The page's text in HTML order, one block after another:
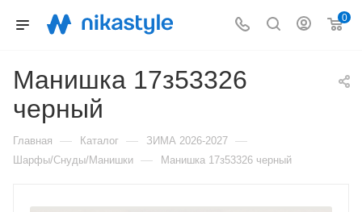
0
Манишка 17з53326
черный
Главная — Каталог — ЗИМА 2026-2027 —
Шарфы/Снуды/Манишки — Манишка 17з53326 черный